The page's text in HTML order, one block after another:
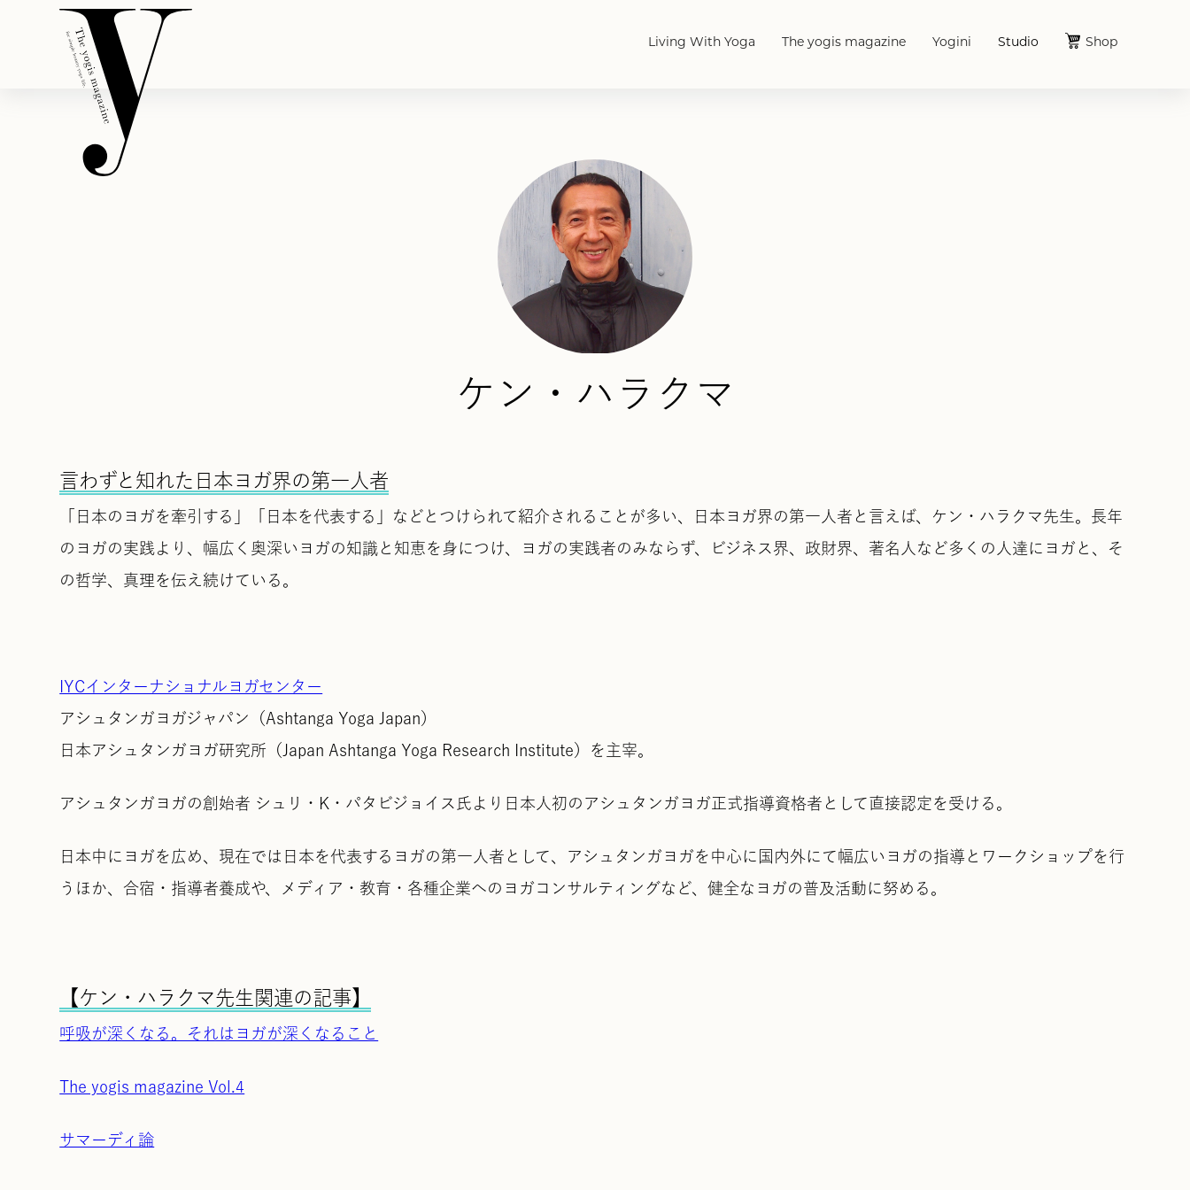
Living With Yoga The yogis magazine Yogini Studio Shop
ケン・ハラクマ
言わずと知れた日本ヨガ界の第一人者
「日本のヨガを牽引する」「日本を代表する」などとつけられて紹介されることが多い、日本ヨガ界の第一人者と言えば、ケン・ハラクマ先生。長年
のヨガの実践より、幅広く奥深いヨガの知識と知恵を身につけ、ヨガの実践者のみならず、ビジネス界、政財界、著名人など多くの人達にヨガと、そ
の哲学、真理を伝え続けている。
IYCインターナショナルヨガセンター
アシュタンガヨガジャパン（Ashtanga Yoga Japan）
日本アシュタンガヨガ研究所（Japan Ashtanga Yoga Research Institute）を主宰。
アシュタンガヨガの創始者 シュリ・K・パタビジョイス氏より日本人初のアシュタンガヨガ正式指導資格者として直接認定を受ける。
日本中にヨガを広め、現在では日本を代表するヨガの第一人者として、アシュタンガヨガを中心に国内外にて幅広いヨガの指導とワークショップを行
うほか、合宿・指導者養成や、メディア・教育・各種企業へのヨガコンサルティングなど、健全なヨガの普及活動に努める。
【ケン・ハラクマ先生関連の記事】
呼吸が深くなる。それはヨガが深くなること
The yogis magazine Vol.4
サマーディ論